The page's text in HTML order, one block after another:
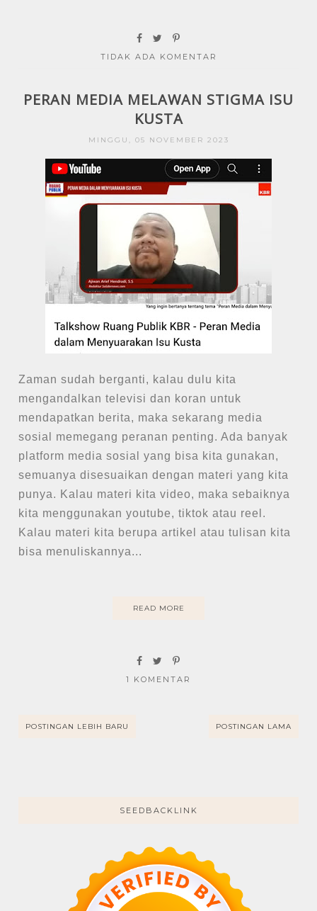
TIDAK ADA KOMENTAR
PERAN MEDIA MELAWAN STIGMA ISU
KUSTA
MINGGU, 05 NOVEMBER 2023
Zaman sudah berganti, kalau dulu kita
mengandalkan televisi dan koran untuk
mendapatkan berita, maka sekarang media
sosial memegang peranan penting. Ada banyak
platform media sosial yang bisa kita gunakan,
semuanya disesuaikan dengan materi yang kita
punya. Kalau materi kita video, maka sebaiknya
kita menggunakan youtube, tiktok atau reel.
Kalau materi kita berupa artikel atau tulisan kita
bisa menuliskannya...
READ MORE
1 KOMENTAR
POSTINGAN LEBIH BARU POSTINGAN LAMA
SEEDBACKLINK